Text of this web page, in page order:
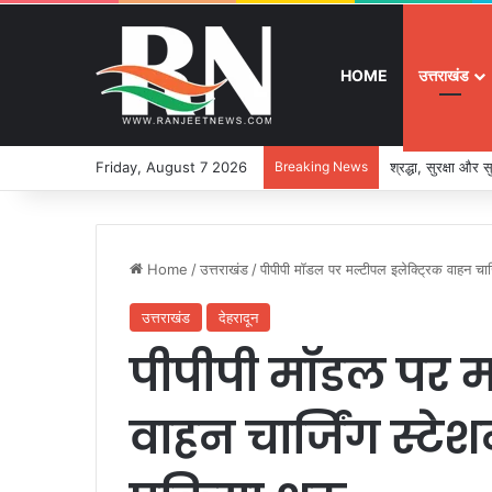
HOME उत्तराखंड
Friday, August 7 2026 Breaking News श्रद्धा, सुरक्षा और
Home /उत्तराखंड /पीपीपी मॉडल पर मल्टीपल इलेक्ट्रिक वाहन
उत्तराखंड देहरादून
पीपीपी मॉडल पर
वाहन चार्जिंग